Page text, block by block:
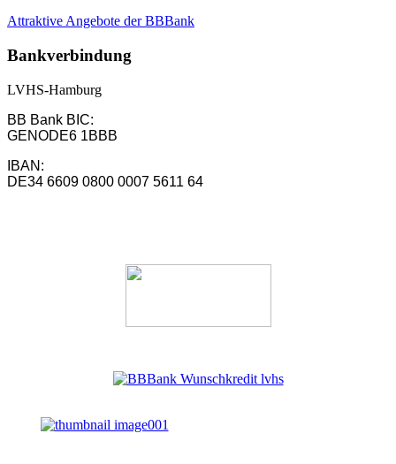
Attraktive Angebote der BBBank
Bankverbindung
LVHS-Hamburg
BB Bank BIC:
GENODE6 1BBB
IBAN:
DE34 6609 0800 0007 5611 64